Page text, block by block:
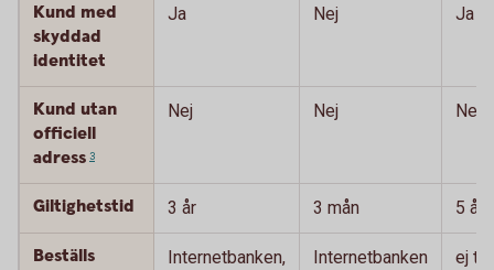
Kund med
skyddad
identitet
Ja Nej Ja
Kund utan
officiell
adress 3
Nej Nej Nej
Giltighetstid 3 år 3 mån 5 år
Beställs
Internetbanken,
Internetbanken
ej till